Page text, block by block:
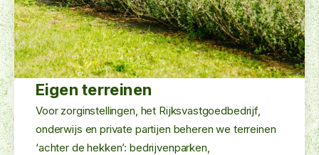
Eigen terreinen
Voor zorginstellingen, het Rijksvastgoedbedrijf,
onderwijs en private partijen beheren we terreinen
‘achter de hekken’: bedrijvenparken,